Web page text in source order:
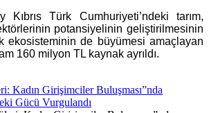
Türk Cumhuriyeti’ndeki tarım,
potansiyelinin geliştirilmesinin
ekosisteminin de büyümesi amaçlayan
160 milyon TL kaynak ayrıldı.
Kadın Girişimciler Buluşması”nda
Gücü Vurgulandı